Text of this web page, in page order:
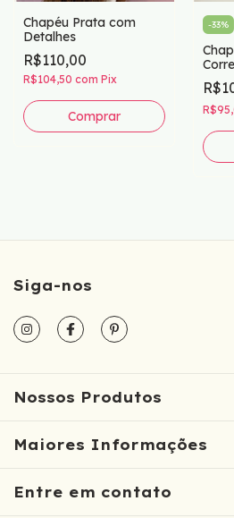
Chapéu Prata com
Detalhes
R$110,00
R$104,50 com Pix
-33%
Siga-nos
Nossos Produtos
Maiores Informações
Entre em contato